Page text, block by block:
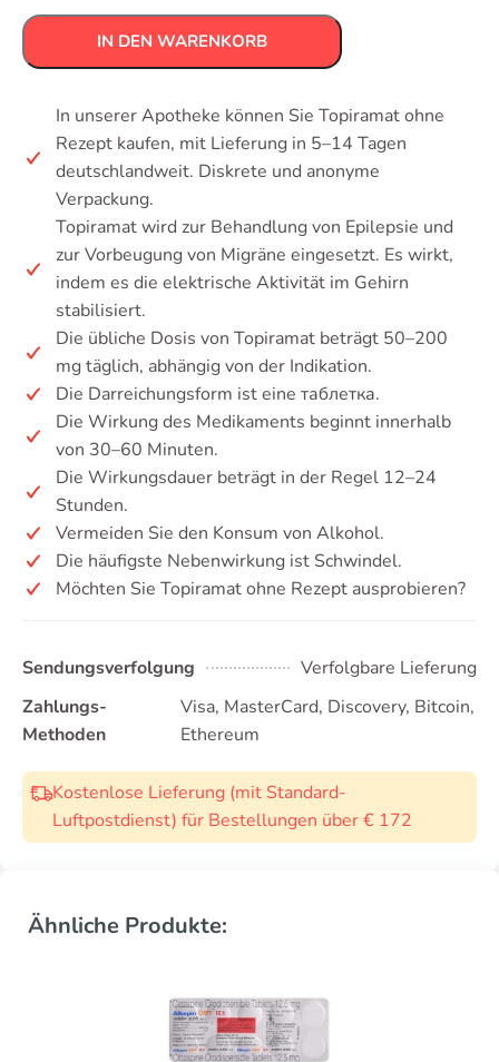
IN DEN WARENKORB
In unserer Apotheke können Sie Topiramat ohne
Rezept kaufen, mit Lieferung in 5–14 Tagen
deutschlandweit. Diskrete und anonyme
Verpackung.
Topiramat wird zur Behandlung von Epilepsie und
zur Vorbeugung von Migräne eingesetzt. Es wirkt,
indem es die elektrische Aktivität im Gehirn
stabilisiert.
Die übliche Dosis von Topiramat beträgt 50–200
mg täglich, abhängig von der Indikation.
Die Darreichungsform ist eine таблетка.
Die Wirkung des Medikaments beginnt innerhalb
von 30–60 Minuten.
Die Wirkungsdauer beträgt in der Regel 12–24
Stunden.
Vermeiden Sie den Konsum von Alkohol.
Die häufigste Nebenwirkung ist Schwindel.
Möchten Sie Topiramat ohne Rezept ausprobieren?
Sendungsverfolgung
Verfolgbare Lieferung
Zahlungs-
Methoden
Visa, MasterCard, Discovery, Bitcoin,
Ethereum
Kostenlose Lieferung (mit Standard-
Luftpostdienst) für Bestellungen über € 172
Ähnliche Produkte: